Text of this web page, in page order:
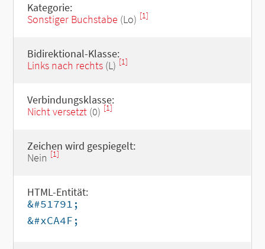
Kategorie:
Sonstiger Buchstabe (Lo) [1]
Bidirektional-Klasse:
Links nach rechts(L) [1]
Verbindungsklasse:
Nicht versetzt(0) [1]
Zeichen wird gespiegelt:
Nein [1]
HTML-Entität:
&#51791;
&#xCA4F;